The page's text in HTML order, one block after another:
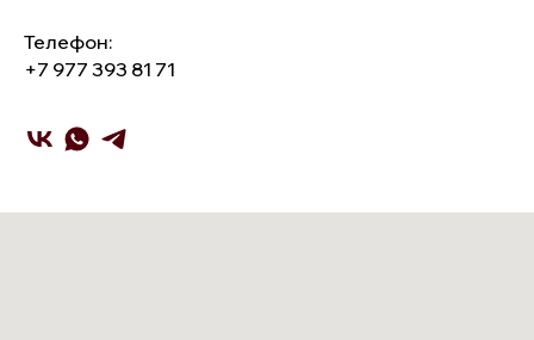
Телефон:
+7 977 393 81 71